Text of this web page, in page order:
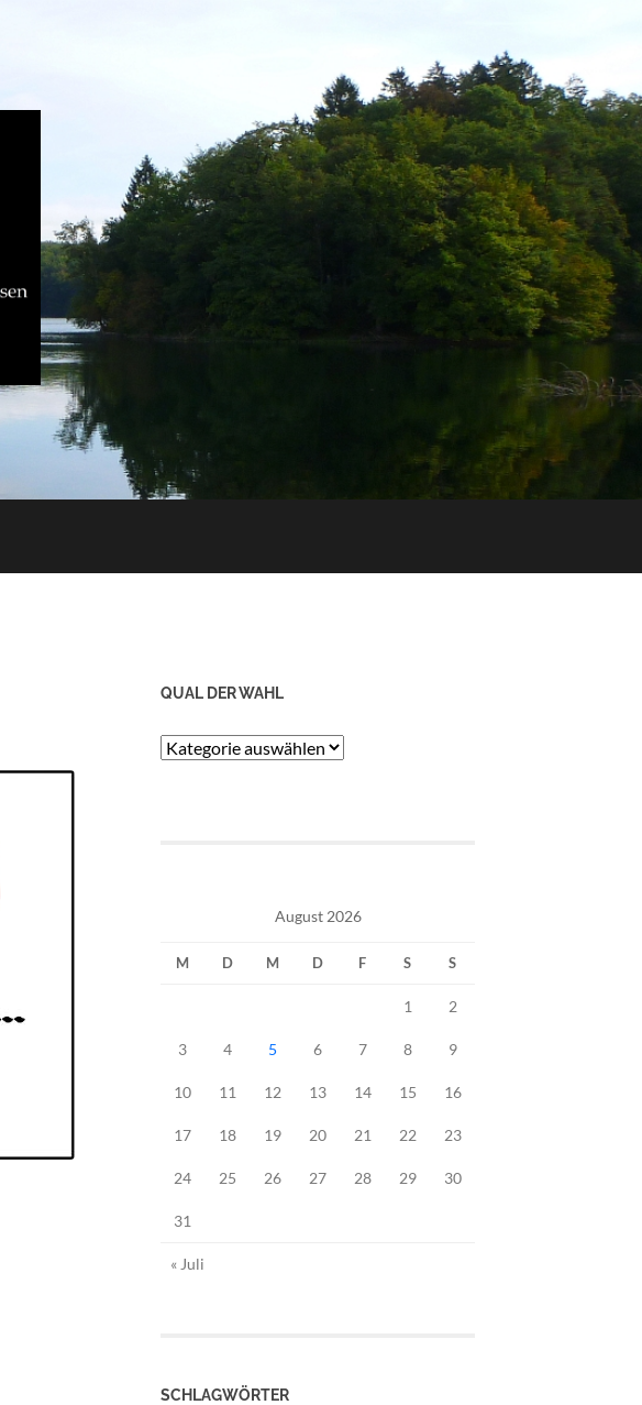
QUAL DER WAHL
Qual
August 2026
M D M D F S S
1 2
3 4 5 6 7 8 9
10 11 12 13 14 15 16
17 18 19 20 21 22 23
24 25 26 27 28 29 30
31
« Juli
SCHLAGWÖRTER